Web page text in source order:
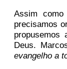
Assim
precisamos
propusemos
Deus.
evangelho a